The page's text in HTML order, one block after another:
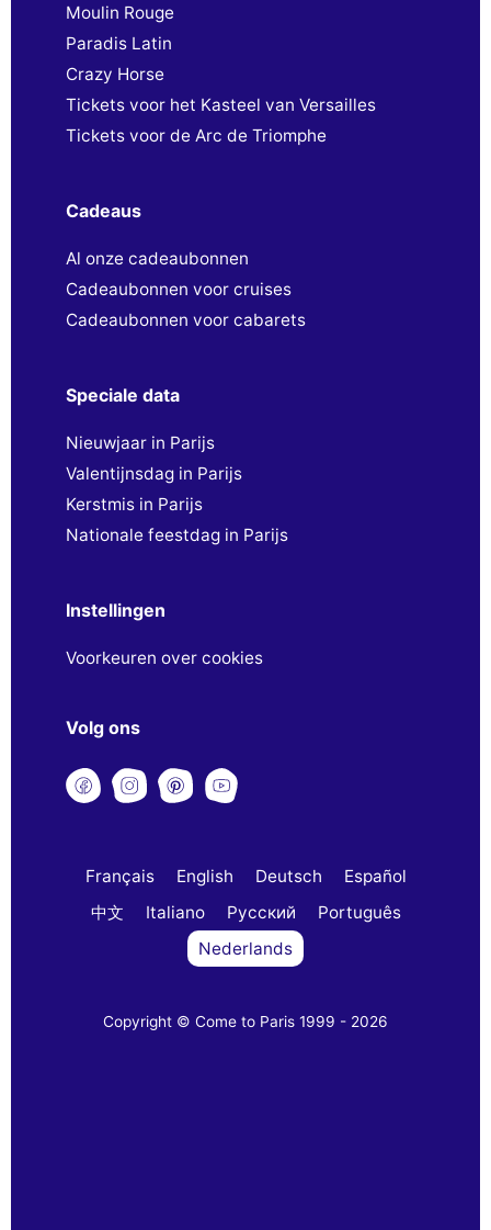
Moulin Rouge
Paradis Latin
Crazy Horse
Tickets voor het Kasteel van Versailles
Tickets voor de Arc de Triomphe
Cadeaus
Al onze cadeaubonnen
Cadeaubonnen voor cruises
Cadeaubonnen voor cabarets
Speciale data
Nieuwjaar in Parijs
Valentijnsdag in Parijs
Kerstmis in Parijs
Nationale feestdag in Parijs
Instellingen
Voorkeuren over cookies
Volg ons
Français English Deutsch
Español
中文
Italiano Русский
Português
Nederlands
Copyright © Come to Paris 1999 - 2026